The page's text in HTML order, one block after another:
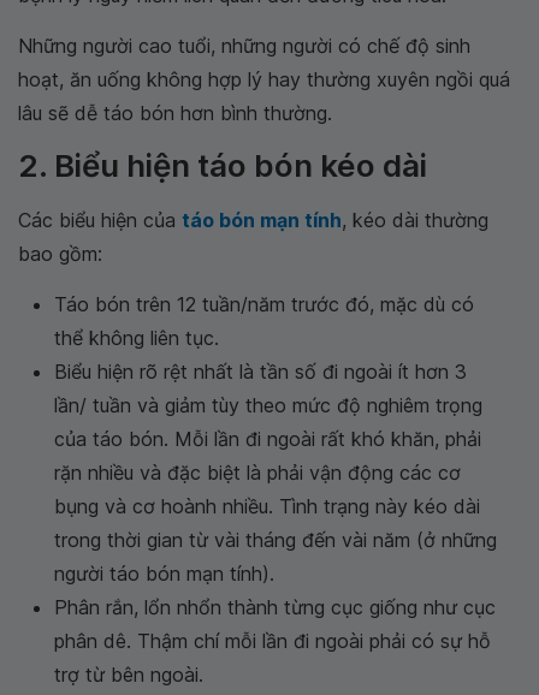
Những người cao tuổi, những người có chế độ sinh
hoạt, ăn uống không hợp lý hay thường xuyên ngồi quá
lâu sẽ dễ táo bón hơn bình thường.
2. Biểu hiện táo bón kéo dài
Các biểu hiện của táo bón mạn tính, kéo dài thường
bao gồm:
Táo bón trên 12 tuần/năm trước đó, mặc dù có
thể không liên tục.
Biểu hiện rõ rệt nhất là tần số đi ngoài ít hơn 3
lần/ tuần và giảm tùy theo mức độ nghiêm trọng
của táo bón. Mỗi lần đi ngoài rất khó khăn, phải
rặn nhiều và đặc biệt là phải vận động các cơ
bụng và cơ hoành nhiều. Tình trạng này kéo dài
trong thời gian từ vài tháng đến vài năm (ở những
người táo bón mạn tính).
Phân rắn, lổn nhổn thành từng cục giống như cục
phân dê. Thậm chí mỗi lần đi ngoài phải có sự hỗ
trợ từ bên ngoài.